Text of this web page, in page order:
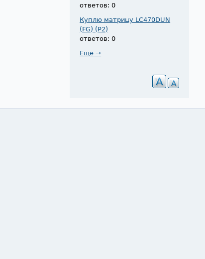
ответов: 0
Куплю матрицу LC470DUN
(FG) (P2)
ответов: 0
Еще →